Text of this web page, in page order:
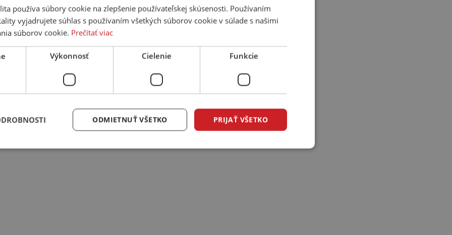
používa súbory cookie na zlepšenie používateľskej skúsenosti. Používaním
vyjadrujete súhlas s používaním všetkých súborov cookie v súlade s našimi
súborov cookie. Prečítať viac
Výkonnosť Cielenie Funkcie
PRIJAŤ VŠETKO
ODMIETNUŤ VŠETKO